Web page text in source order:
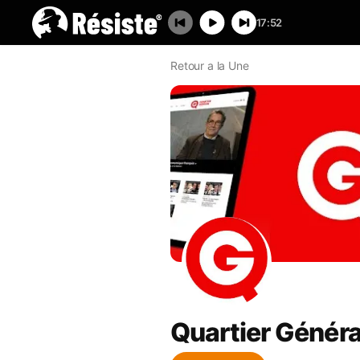
17:52
Retour a la Une
Quartier